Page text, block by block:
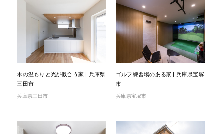
木の温もりと光が似合う家 | 兵庫県
三田市
兵庫県三田市
ゴルフ練習場のある家 | 兵庫県宝塚
市
兵庫県宝塚市